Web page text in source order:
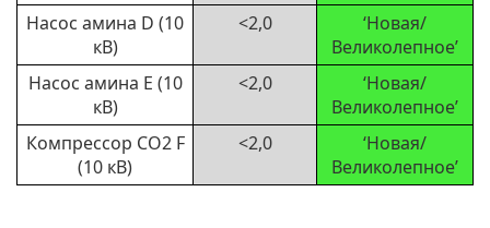
Насос амина D (10
кВ)
<2,0
‘Новая/
Великолепное’
Насос амина E (10
кВ)
<2,0
‘Новая/
Великолепное’
Компрессор CO2 F
(10 кВ)
<2,0
‘Новая/
Великолепное’